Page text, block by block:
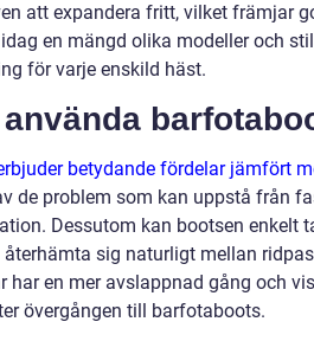
att expandera fritt, vilket främjar
en mängd olika modeller och
för varje enskild häst.
betydande fördelar jämfört
de problem som kan uppstå från
Dessutom kan bootsen enkelt
sig naturligt mellan
har en mer avslappnad gång och
övergången till barfotaboots.